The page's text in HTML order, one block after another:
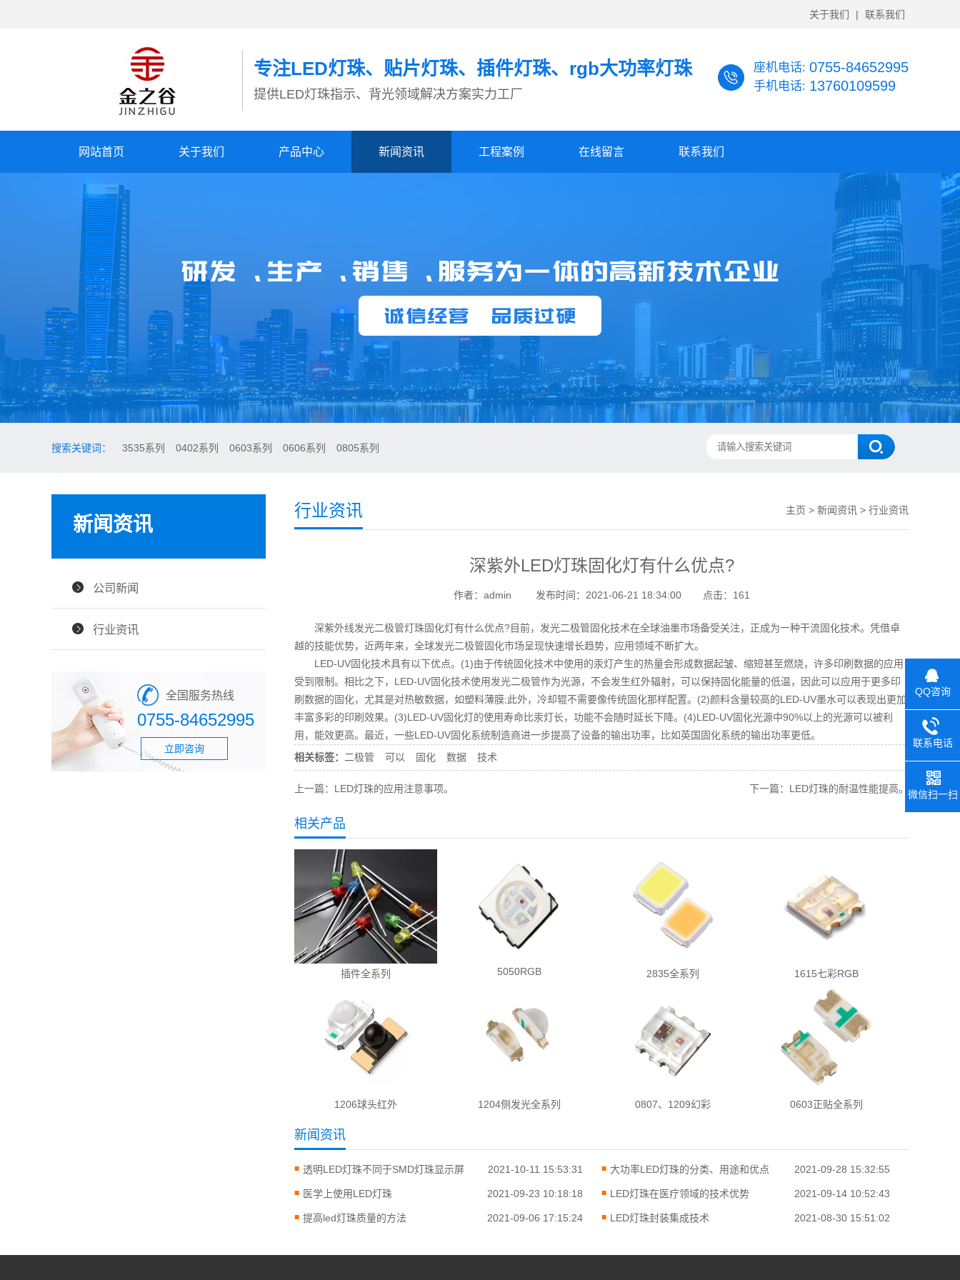
关于我们 | 联系我们
专注LED灯珠、贴片灯珠、插件灯珠、rgb大功率灯珠
提供LED灯珠指示、背光领域解决方案实力工厂
座机电话: 0755-84652995
手机电话: 13760109599
网站首页 关于我们 产品中心 新闻资讯 工程案例 在线留言 联系我们
搜索关键词： 3535系列 0402系列 0603系列 0606系列 0805系列
新闻资讯
公司新闻
行业资讯
全国服务热线
0755-84652995
立即咨询
行业资讯 主页 > 新闻资讯 > 行业资讯
深紫外LED灯珠固化灯有什么优点?
作者：admin 发布时间：2021-06-21 18:34:00 点击： 161
深紫外线发光二极管灯珠固化灯有什么优点?目前，发光二极管固化技术在全球油墨市场备受关注，正成为一种干流固化技术。凭借卓
越的技能优势，近两年来，全球发光二极管固化市场呈现快速增长趋势，应用领域不断扩大。
LED-UV固化技术具有以下优点。(1)由于传统固化技术中使用的汞灯产生的热量会形成数据起皱、缩短甚至燃烧，许多印刷数据的应用
受到限制。相比之下，LED-UV固化技术使用发光二极管作为光源，不会发生红外辐射，可以保持固化能量的低温，因此可以应用于更多印
刷数据的固化，尤其是对热敏数据，如塑料薄膜;此外，冷却辊不需要像传统固化那样配置。(2)颜料含量较高的LED-UV墨水可以表现出更加
丰富多彩的印刷效果。(3)LED-UV固化灯的使用寿命比汞灯长，功能不会随时延长下降。(4)LED-UV固化光源中90%以上的光源可以被利
用，能效更高。最近，一些LED-UV固化系统制造商进一步提高了设备的输出功率，比如英国固化系统的输出功率更低。
相关标签：
二极管 可以 固化 数据 技术
上一篇：LED灯珠的应用注意事项。 下一篇：LED灯珠的耐温性能提高。
相关产品
插件全系列 5050RGB 2835全系列 1615七彩RGB
1206球头红外 1204侧发光全系列 0807、1209幻彩 0603正贴全系列
新闻资讯
透明LED灯珠不同于SMD灯珠显示屏 2021-10-11 15:53:31 大功率LED灯珠的分类、用途和优点 2021-09-28 15:32:55
医学上使用LED灯珠 2021-09-23 10:18:18 LED灯珠在医疗领域的技术优势 2021-09-14 10:52:43
提高led灯珠质量的方法 2021-09-06 17:15:24 LED灯珠封装集成技术 2021-08-30 15:51:02
QQ咨询
联系电话
微信扫一扫